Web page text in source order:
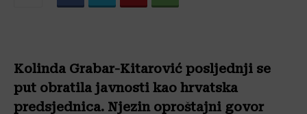
Kolinda Grabar-Kitarović posljednji se
put obratila javnosti kao hrvatska
predsjednica. Njezin oproštajni govor